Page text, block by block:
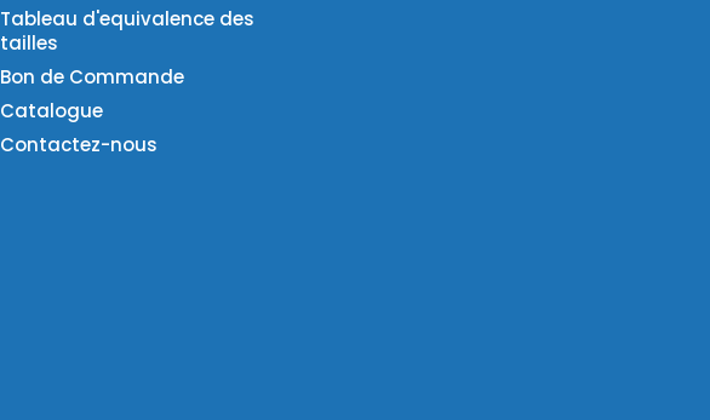
Tableau d'equivalence des
tailles
Bon de Commande
Catalogue
Contactez-nous